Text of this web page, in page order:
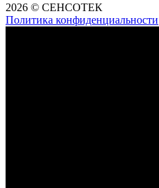
2026 © СЕНСОТЕК
Политика конфиденциальности